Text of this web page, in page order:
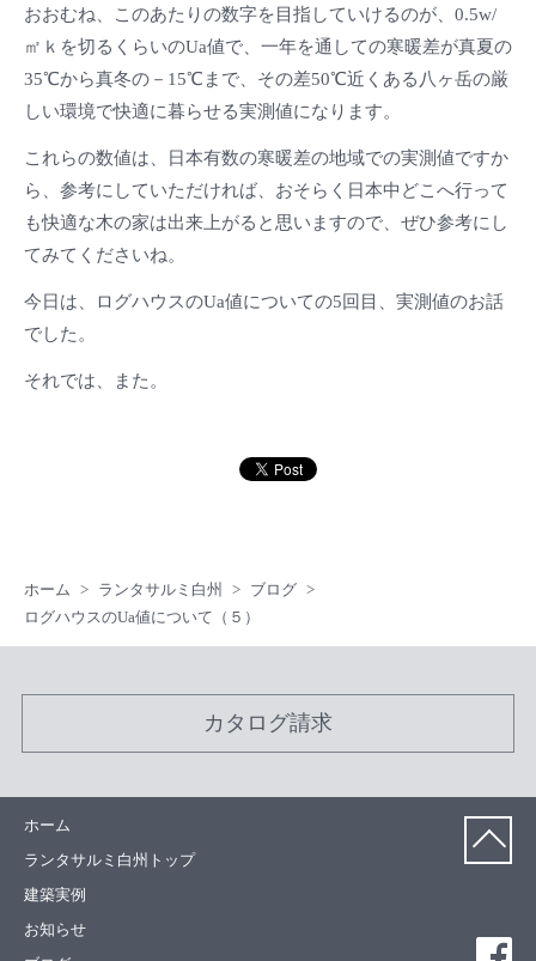
おおむね、このあたりの数字を目指していけるのが、0.5w/
㎡ｋを切るくらいのUa値で、一年を通しての寒暖差が真夏の
35℃から真冬の－15℃まで、その差50℃近くある八ヶ岳の厳
しい環境で快適に暮らせる実測値になります。
これらの数値は、日本有数の寒暖差の地域での実測値ですか
ら、参考にしていただければ、おそらく日本中どこへ行って
も快適な木の家は出来上がると思いますので、ぜひ参考にし
てみてくださいね。
今日は、ログハウスのUa値についての5回目、実測値のお話
でした。
それでは、また。
ホーム ランタサルミ白州
ブログ
ログハウスのUa値について（５）
カタログ請求
ホーム
ランタサルミ白州トップ
建築実例
お知らせ